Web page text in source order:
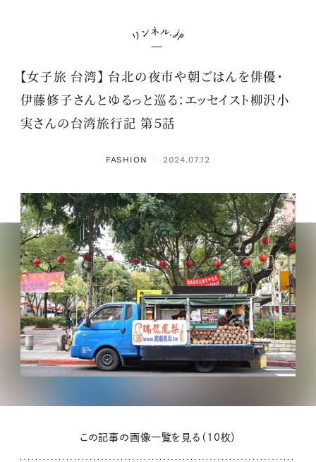
【女子旅 台湾】 台北の夜市や朝ごはんを俳優・
伊藤修子さんとゆるっと巡る：エッセイスト柳沢小
実さんの台湾旅行記 第５話
FASHION ： 2024.07.12
この記事の画像一覧を見る（10枚）